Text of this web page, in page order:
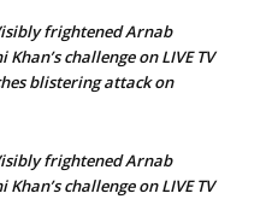
frightened Arnab
challenge on LIVE TV
blistering attack on
frightened Arnab
challenge on LIVE TV